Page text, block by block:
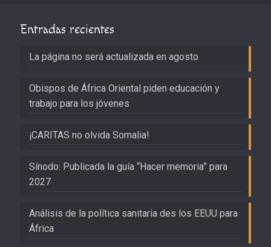
Entradas recientes
La página no será actualizada en agosto
Obispos de África Oriental piden educación y
trabajo para los jóvenes
¡CARITAS no olvida Somalia!
Sínodo: Publicada la guía “Hacer memoria” para
2027
Análisis de la política sanitaria des los EEUU para
África